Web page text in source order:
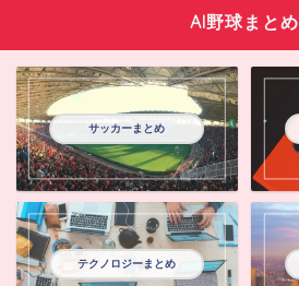
AI野球まとめ
サッカーまとめ
テクノロジーまとめ